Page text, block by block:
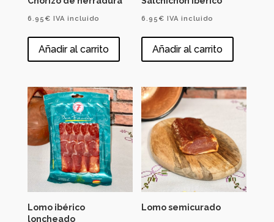
6.95 € IVA incluido
Añadir al carrito
6.95 € IVA incluido
Añadir al carrito
Lomo ibérico
loncheado
Lomo semicurado